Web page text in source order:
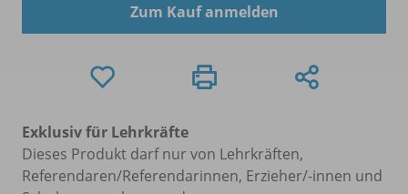
Zum Kauf anmelden
Exklusiv für Lehrkräfte
Dieses Produkt darf nur von Lehrkräften,
Referendaren/Referendarinnen, Erzieher/-innen und